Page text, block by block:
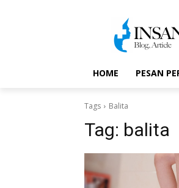
HOME PESAN
Tags Balita
Tag: balita